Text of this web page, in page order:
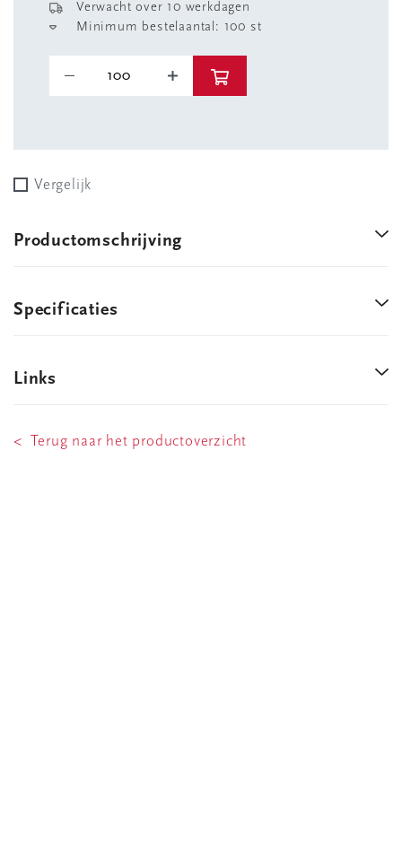
Verwacht over 10 werkdagen
Minimum bestelaantal: 100 st
Vergelijk
Productomschrijving
Specificaties
Links
< Terug naar het productoverzicht